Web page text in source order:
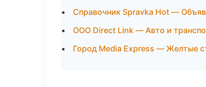
Справочник Spravka Hot —
ООО Direct Link — Авто и
Город Media Express — Желтые